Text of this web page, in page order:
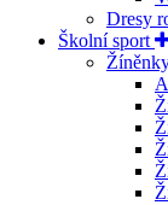
Dresy
Školní sport